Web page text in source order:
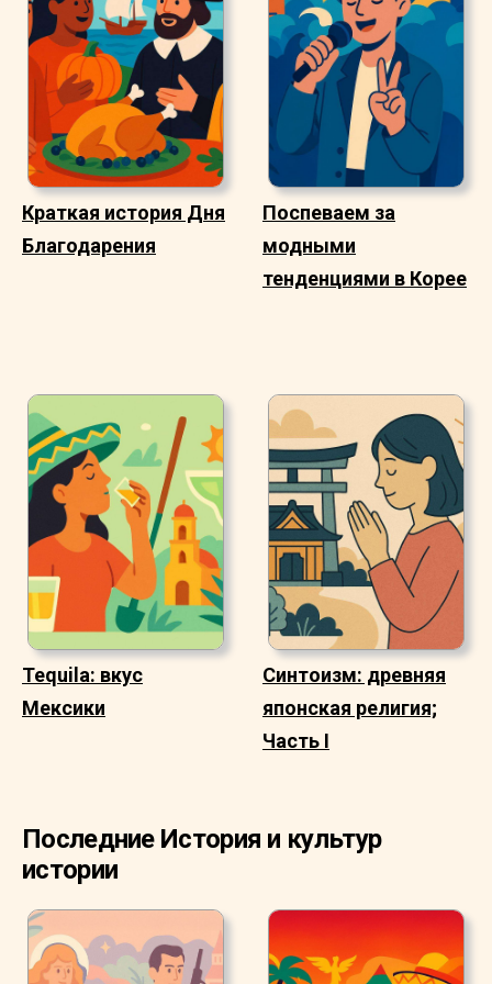
продуктов. Туалет при этом был недоступен, и вся
команда должна была пользоваться другим
туалетом.
Краткая история Дня
Благодарения
Поспеваем за
модными
тенденциями в Корее
Tequila: вкус
Мексики
Синтоизм: древняя
японская религия;
Часть I
Последние История и культур
истории